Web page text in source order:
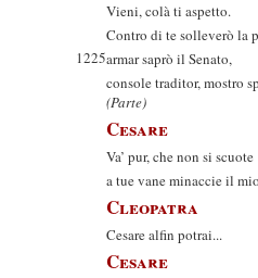
Vieni, colà ti aspetto.
Contro di te solleverò la
1225armar saprò il Senato,
console traditor, mostro
(Parte)
Cesare
Va’ pur, che non si scuote
a tue vane minaccie il
Cleopatra
Cesare alfin potrai...
Cesare